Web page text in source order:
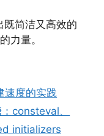
既简洁又高效的
力量。
速度的实践
consteval、
initializers